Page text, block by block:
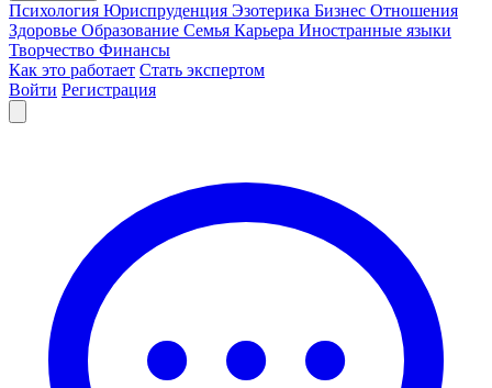
Психология Юриспруденция Эзотерика Бизнес Отношения
Здоровье Образование Семья Карьера Иностранные языки
Творчество Финансы
Как это работает Стать экспертом
Войти Регистрация